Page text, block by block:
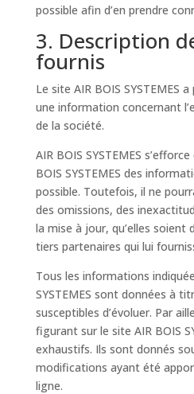
possible afin d’en prendre
3. Description
fournis
Le site AIR BOIS SYSTEMES
une information concernant
de la société.
AIR BOIS SYSTEMES
BOIS SYSTEMES des
possible. Toutefois, il ne
des omissions, des
la mise à jour, qu’elles
tiers partenaires qui lui
Tous les informations
SYSTEMES sont données à
susceptibles d’évoluer. Par
figurant sur le site AIR BOIS
exhaustifs. Ils sont donnés
modifications ayant été
ligne.